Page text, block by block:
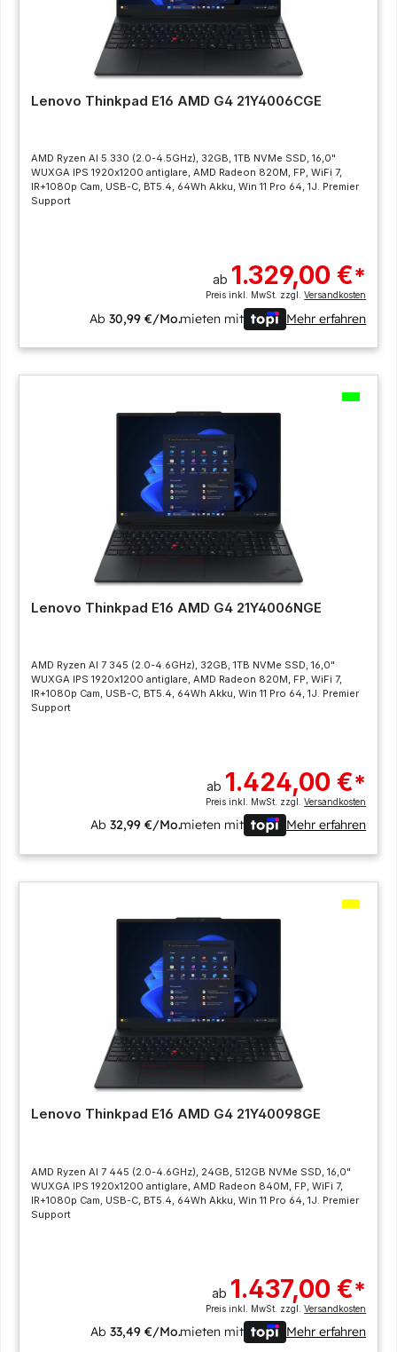
Lenovo Thinkpad E16 AMD G4 21Y4006CGE
AMD Ryzen AI 5 330 (2.0-4.5GHz), 32GB, 1TB NVMe SSD, 16,0"
WUXGA IPS 1920x1200 antiglare, AMD Radeon 820M, FP, WiFi 7,
IR+1080p Cam, USB-C, BT5.4, 64Wh Akku, Win 11 Pro 64, 1J. Premier
Support
ab 1.329,00 €*
Preis inkl. MwSt. zzgl.Versandkosten
Ab30,99 €/Mo.mieten mit Mehr erfahren
Lenovo Thinkpad E16 AMD G4 21Y4006NGE
AMD Ryzen AI 7 345 (2.0-4.6GHz), 32GB, 1TB NVMe SSD, 16,0"
WUXGA IPS 1920x1200 antiglare, AMD Radeon 820M, FP, WiFi 7,
IR+1080p Cam, USB-C, BT5.4, 64Wh Akku, Win 11 Pro 64, 1J. Premier
Support
ab 1.424,00 €*
Preis inkl. MwSt. zzgl.Versandkosten
Ab32,99 €/Mo.mieten mit Mehr erfahren
Lenovo Thinkpad E16 AMD G4 21Y40098GE
AMD Ryzen AI 7 445 (2.0-4.6GHz), 24GB, 512GB NVMe SSD, 16,0"
WUXGA IPS 1920x1200 antiglare, AMD Radeon 840M, FP, WiFi 7,
IR+1080p Cam, USB-C, BT5.4, 64Wh Akku, Win 11 Pro 64, 1J. Premier
Support
ab 1.437,00 €*
Preis inkl. MwSt. zzgl.Versandkosten
Ab33,49 €/Mo.mieten mit Mehr erfahren